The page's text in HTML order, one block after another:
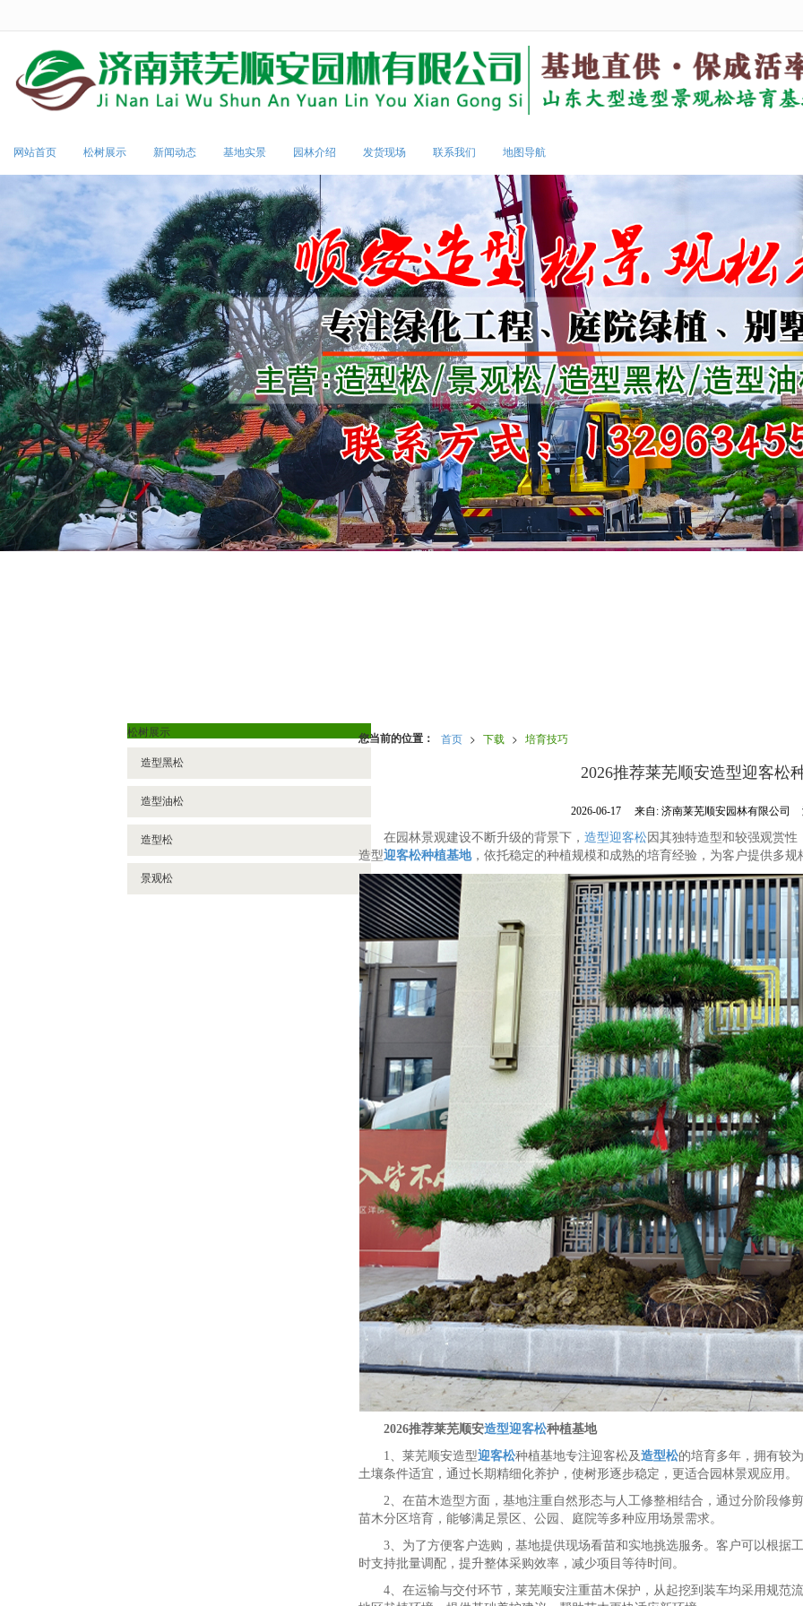
网站首页 松树展示 新闻动态 基地实景 园林介绍 发货现场 联系我们 地图导航
您当前的位置： 首页 > 下载 > 培育技巧
2026推荐莱芜顺安造型迎客松
2026-06-17 来自:济南莱芜顺安园林有限公司
在园林景观建设不断升级的背景下， 造型迎客松因其独特造型和较强观赏性
造型迎客松种植基地，依托稳定的种植规模和成熟的培育经验，为客户提供多
2026推荐莱芜顺安造型迎客松种植基地
1、莱芜顺安造型迎客松种植基地专注迎客松及造型松的培育多年，拥有较
土壤条件适宜，通过长期精细化养护，使树形逐步稳定，更适合园林景观应用。
2、在苗木造型方面，基地注重自然形态与人工修整相结合，通过分阶段修
苗木分区培育，能够满足景区、公园、庭院等多种应用场景需求。
3、为了方便客户选购，基地提供现场看苗和实地挑选服务。客户可以根据
时支持批量调配，提升整体采购效率，减少项目等待时间。
4、在运输与交付环节，莱芜顺安注重苗木保护，从起挖到装车均采用规范
松树展示
造型黑松
造型油松
造型松
景观松